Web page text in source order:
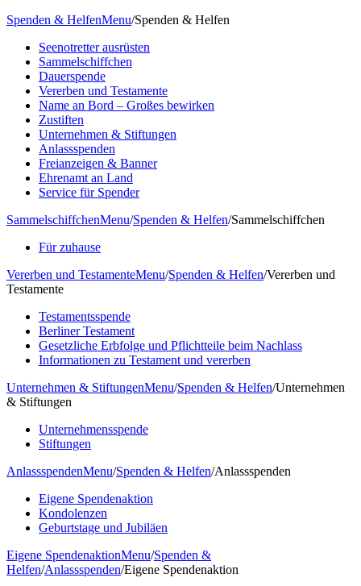
Spenden & HelfenMenu/Spenden & Helfen
Seenotretter ausrüsten
Sammelschiffchen
Dauerspende
Vererben und Testamente
Name an Bord – Großes bewirken
Zustiften
Unternehmen & Stiftungen
Anlassspenden
Freianzeigen & Banner
Ehrenamt an Land
Service für Spender
SammelschiffchenMenu/Spenden & Helfen/Sammelschiffchen
Für zuhause
Vererben und TestamenteMenu/Spenden & Helfen/Vererben und
Testamente
Testamentsspende
Berliner Testament
Gesetzliche Erbfolge und Pflichtteile beim Nachlass
Informationen zu Testament und vererben
Unternehmen & StiftungenMenu/Spenden & Helfen/Unternehmen
& Stiftungen
Unternehmensspende
Stiftungen
AnlassspendenMenu/Spenden & Helfen/Anlassspenden
Eigene Spendenaktion
Kondolenzen
Geburtstage und Jubiläen
Eigene SpendenaktionMenu/Spenden &
Helfen/Anlassspenden/Eigene Spendenaktion